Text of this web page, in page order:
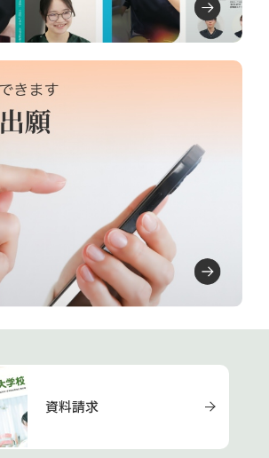
資料請求